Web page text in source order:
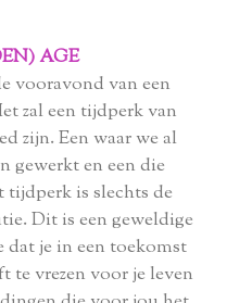
AGE
vooravond van een
zal een tijdperk van
zijn. Een waar we al
gewerkt en een die
tijdperk is slechts de
Dit is een geweldige
dat je in een toekomst
te vrezen voor je leven